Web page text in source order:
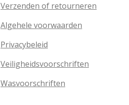
Verzenden of retourneren
Algehele voorwaarden
Privacybeleid
Veiligheidsvoorschriften
Wasvoorschriften